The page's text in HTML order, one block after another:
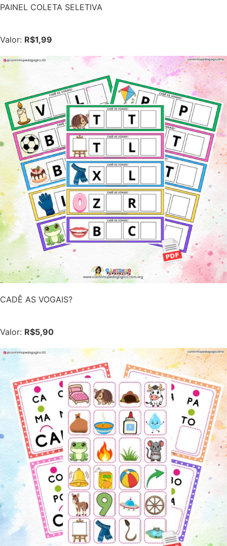
PAINEL COLETA SELETIVA
Valor: R$1,99
CADÊ AS VOGAIS?
Valor: R$5,90